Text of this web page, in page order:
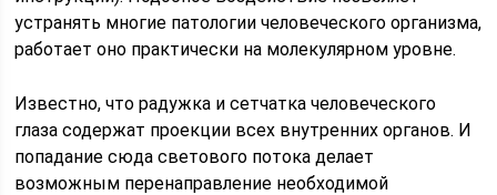
устранять многие патологии человеческого организма,
работает оно практически на молекулярном уровне.
Известно, что радужка и сетчатка человеческого
глаза содержат проекции всех внутренних органов. И
попадание сюда светового потока делает
возможным перенаправление необходимой